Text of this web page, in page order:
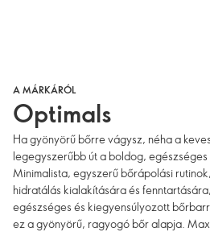
A MÁRKÁRÓL
Optimals
Ha gyönyörű bőrre vágysz, néha a
legegyszerűbb út a boldog,
Minimalista, egyszerű bőrápolási
hidratálás kialakítására és
egészséges és kiegyensúlyozott
ez a gyönyörű, ragyogó bőr alapja.